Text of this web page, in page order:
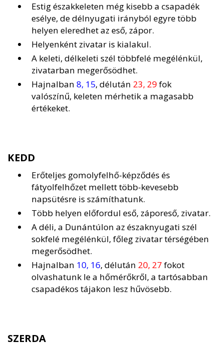
Estig északkeleten még kisebb a csapadék
esélye, de délnyugati irányból egyre több
helyen eleredhet az eső, zápor.
Helyenként zivatar is kialakul.
A keleti, délkeleti szél többfelé megélénkül,
zivatarban megerősödhet.
Hajnalban 8, 15, délután 23, 29fok
valószínű, keleten mérhetik a magasabb
értékeket.
KEDD
Erőteljes gomolyfelhő-képződés és
fátyolfelhőzet mellett több-kevesebb
napsütésre is számíthatunk.
Több helyen előfordul eső, záporeső, zivatar.
A déli, a Dunántúlon az északnyugati szél
sokfelé megélénkül, főleg zivatar térségében
megerősödhet.
Hajnalban 10, 16, délután 20, 27 fokot
olvashatunk le a hőmérőkről, a tartósabban
csapadékos tájakon lesz hűvösebb.
SZERDA